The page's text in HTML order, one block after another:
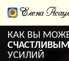
Елена
КАК ВЫ
СЧАСТЛИВЫМ
УСИЛИЙ